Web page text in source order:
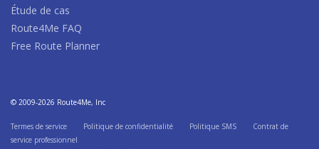
Étude de cas
Route4Me FAQ
Free Route Planner
© 2009-2026 Route4Me, Inc
Termes de service Politique de confidentialité Politique SMS
Contrat de
service professionnel